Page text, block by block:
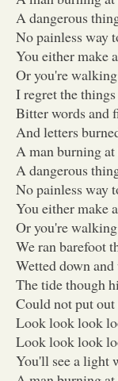
A dangerous
No painless way
You either make
Or you're
I regret the
Bitter words and
And letters
A man burning at
A dangerous
No painless way
You either make
Or you're
We ran barefoot
Wetted down
The tide though
Could not put
Look look look
Look look look
You'll see a light